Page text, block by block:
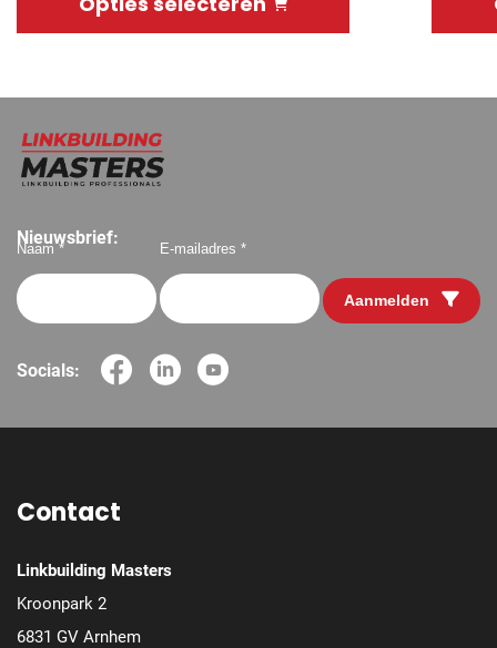
Nieuwsbrief:
Naam * E-mailadres *
Aanmelden
Socials:
Contact
Linkbuilding Masters
Kroonpark 2
6831 GV Arnhem